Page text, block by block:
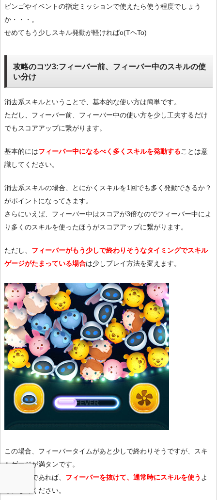
ビンゴやイベントの指定ミッションで使えたら使う程度でしょう
か・・・。
せめてもう少しスキル発動が軽ければo(TヘTo)
攻略のコツ3:フィーバー前、フィーバー中のスキルの使
い分け
消去系スキルということで、基本的な使い方は簡単です。
ただし、フィーバー前、フィーバー中の使い方を少し工夫するだけ
でもスコアアップに繋がります。
基本的にはフィーバー中になるべく多くスキルを発動することは意
識してください。
消去系スキルの場合、とにかくスキルを1回でも多く発動できるか？
がポイントになってきます。
さらにいえば、フィーバー中はスコアが3倍なのでフィーバー中によ
り多くのスキルを使ったほうがスコアアップに繋がります。
ただし、 フィーバーがもう少しで終わりそうなタイミングでスキル
ゲージがたまっている場合は少しプレイ方法を変えます。
この場合、フィーバータイムがあと少しで終わりそうですが、スキ
ルゲージが満タンです。
この状態であれば、 フィーバーを抜けて、通常時にスキルを使う よ
うにしてください。